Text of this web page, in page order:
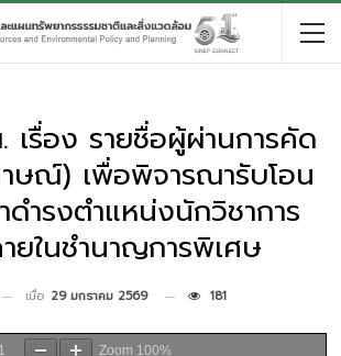
เรื่อง รายชื่อผู้ผ่านการคัด
ษณ์) เพื่อพิจารณารับโอน
ดำรงตำแหน่งนักวิชาการ
ยในชำนาญการพิเศษ
เมื่อ 29 มกราคม 2569 181
1 Zoom 100%